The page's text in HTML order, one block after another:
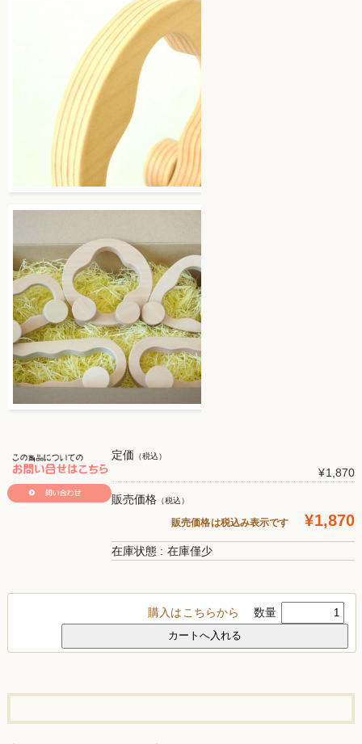
定価 （税込）
¥1,870
販売価格 （税込）
販売価格は税込み表示です ¥1,870
在庫状態 : 在庫僅少
購入はこちらから 数量